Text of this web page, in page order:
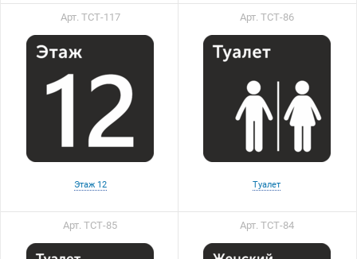
Арт. ТСТ-117
Этаж 12
Арт. ТСТ-86
Туалет
Арт. ТСТ-85 Арт. ТСТ-84